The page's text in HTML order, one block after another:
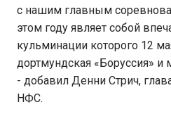
с нашим главным
этом году являет собой
кульминации которого 12
дортмундская «Боруссия» и
- добавил Денни Стрич,
НФС.